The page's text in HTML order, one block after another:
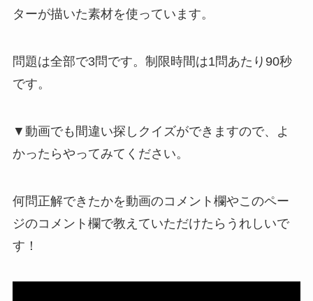
ターが描いた素材を使っています。
問題は全部で3問です。制限時間は1問あたり90秒
です。
▼動画でも間違い探しクイズができますので、よ
かったらやってみてください。
何問正解できたかを動画のコメント欄やこのペー
ジのコメント欄で教えていただけたらうれしいで
す！